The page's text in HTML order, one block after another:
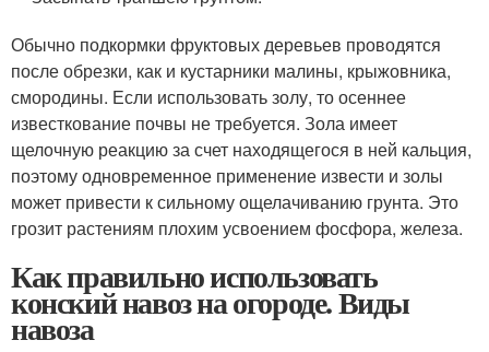
Обычно подкормки фруктовых деревьев проводятся
после обрезки, как и кустарники малины, крыжовника,
смородины. Если использовать золу, то осеннее
известкование почвы не требуется. Зола имеет
щелочную реакцию за счет находящегося в ней кальция,
поэтому одновременное применение извести и золы
может привести к сильному ощелачиванию грунта. Это
грозит растениям плохим усвоением фосфора, железа.
Как правильно использовать
конский навоз на огороде. Виды
навоза